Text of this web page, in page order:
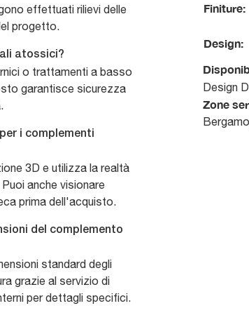
effettuati rilievi delle
progetto.
atossici?
o trattamenti a basso
garantisce sicurezza
i complementi
3D e utilizza la realtà
anche visionare
prima dell'acquisto.
del complemento
standard degli
grazie al servizio di
per dettagli specifici.
Finiture:
Design:
Design
Zone